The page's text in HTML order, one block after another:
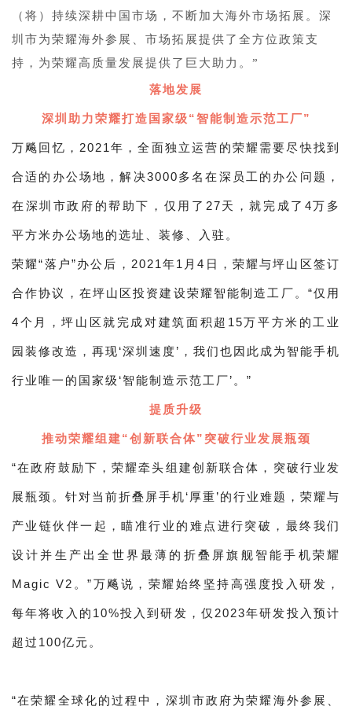
（将）持续深耕中国市场，不断加大海外市场拓展。深
圳市为荣耀海外参展、市场拓展提供了全方位政策支
持，为荣耀高质量发展提供了巨大助力。”
落地发展
深圳助力荣耀打造国家级“智能制造示范工厂”
万飚回忆，2021年，全面独立运营的荣耀需要尽快找到
合适的办公场地，解决3000多名在深员工的办公问题，
在深圳市政府的帮助下，仅用了27天，就完成了4万多
平方米办公场地的选址、装修、入驻。
荣耀“落户”办公后，2021年1月4日，荣耀与坪山区签订
合作协议，在坪山区投资建设荣耀智能制造工厂。“仅用
4个月，坪山区就完成对建筑面积超15万平方米的工业
园装修改造，再现‘深圳速度’，我们也因此成为智能手机
行业唯一的国家级‘智能制造示范工厂’。”
提质升级
推动荣耀组建“创新联合体”突破行业发展瓶颈
“在政府鼓励下，荣耀牵头组建创新联合体，突破行业发
展瓶颈。针对当前折叠屏手机‘厚重’的行业难题，荣耀与
产业链伙伴一起，瞄准行业的难点进行突破，最终我们
设计并生产出全世界最薄的折叠屏旗舰智能手机荣耀
Magic V2。”万飚说，荣耀始终坚持高强度投入研发，
每年将收入的10%投入到研发，仅2023年研发投入预计
超过100亿元。
“在荣耀全球化的过程中，深圳市政府为荣耀海外参展、